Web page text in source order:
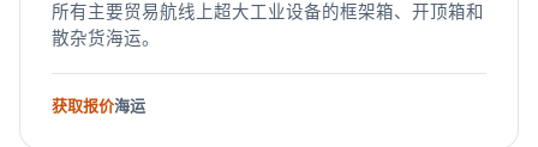
所有主要贸易航线上超大工业设备的框架箱、开顶箱和
散杂货海运。
获取报价海运